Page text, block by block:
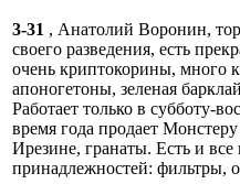
3-31 , Анатолий Воронин,
своего разведения, есть
очень криптокорины, много
апоногетоны, зеленая
Работает только в субботу-
время года продает
Ирезине, гранаты. Есть и
принадлежностей: фильтры,